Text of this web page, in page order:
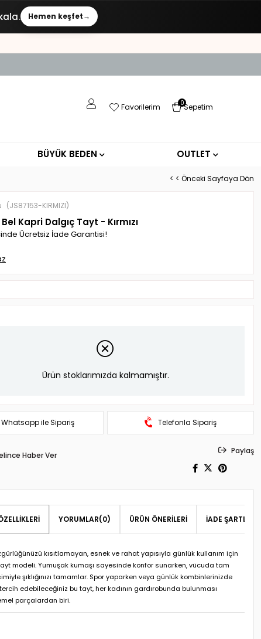
Hemen keşfet→
Sepetim
0
Favorilerim
BÜYÜK BEDEN OUTLET
< < Önceki Sayfaya Dön
(JS87153-KIRMIZI)
Kapri Dalgıç Tayt - Kırmızı
Ücretsiz İade Garantisi!
Ürün stoklarımızda kalmamıştır.
Whatsapp ile Sipariş Telefonla Sipariş
Haber Ver Paylaş
YORUMLAR(0) ÜRÜN ÖNERILERI İADE ŞARTLARI
kısıtlamayan, esnek ve rahat yapısıyla günlük kullanım için
modeli. Yumuşak kumaşı sayesinde konfor sunarken, vücuda tam
şıklığınızı tamamlar. Spor yaparken veya günlük kombinlerinizde
edebileceğiniz bu tayt, her kadının gardırobunda bulunması
parçalardan biri.